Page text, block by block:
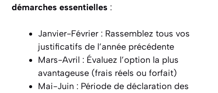
démarches essentielles :
Janvier-Février : Rassemblez tous vos
justificatifs de l’année précédente
Mars-Avril : Évaluez l’option la plus
avantageuse (frais réels ou forfait)
Mai-Juin : Période de déclaration des